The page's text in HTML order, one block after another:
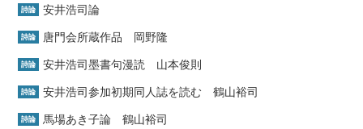
詩論 安井浩司論
詩論 唐門会所蔵作品 岡野隆
詩論 安井浩司墨書句漫読 山本俊則
詩論 安井浩司参加初期同人誌を読む 鶴山裕司
詩論 馬場あき子論 鶴山裕司